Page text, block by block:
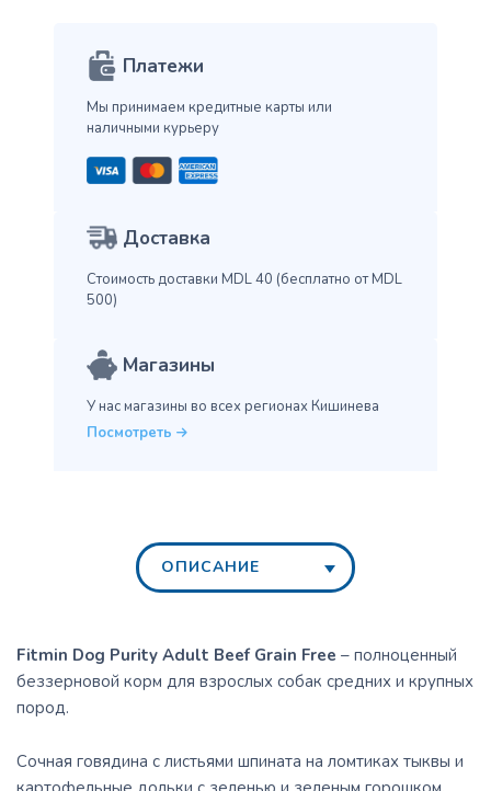
Платежи
Мы принимаем кредитные карты или
наличными курьеру
Доставка
Стоимость доставки MDL 40 (бесплатно от MDL
500)
Магазины
У нас магазины во всех регионах Кишинева
Посмотреть
ОПИСАНИЕ
Fitmin Dog Purity Adult Beef Grain Free – полноценный
беззерновой корм для взрослых собак средних и крупных
пород.
Сочная говядина с листьями шпината на ломтиках тыквы и